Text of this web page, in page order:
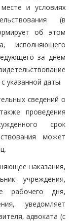
и условиях
(в
об этом
исполняющего
за днем
указанной даты.
сведений о
проведения
срок
может
наказания,
учреждения,
рабочего дня,
уведомляет
адвоката (с